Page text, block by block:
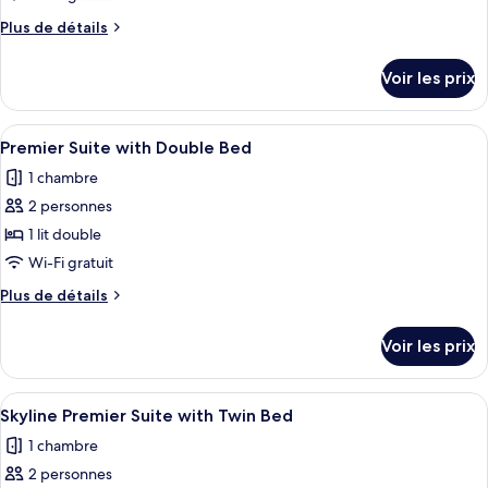
type
de
Premier
Suite
with
Twin
Bed
Plus de détails
Plus
le
type
de
Premier
Suite
Twin
Bed
Voir les prix
Afficher
toutes
les
photos
pour
ce
type
de
Premier
Suite
with
Double
Bed
Literie de qualité supérieure, couette
4
Premier Suite with Double Bed
1 chambre
2 personnes
1 lit double
Wi-Fi gratuit
Plus de détails
Plus
le
type
de
chambre
Premier
Suite
Voir les prix
Afficher
toutes
les
photos
Literie de qualité supérieure, couette
4
Skyline Premier Suite with Twin Bed
1 chambre
2 personnes